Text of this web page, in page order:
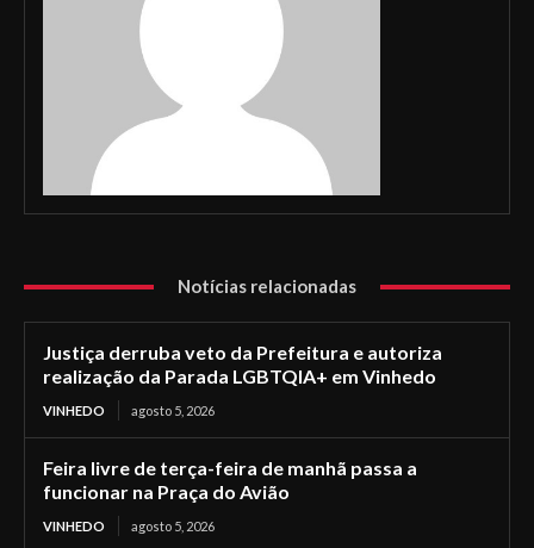
Notícias relacionadas
Justiça derruba veto da Prefeitura e autoriza
realização da Parada LGBTQIA+ em Vinhedo
VINHEDO agosto 5, 2026
Feira livre de terça-feira de manhã passa a
funcionar na Praça do Avião
VINHEDO agosto 5, 2026